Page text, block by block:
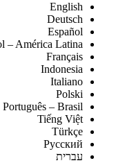
English
Deutsch
Español
Español – América Latina
Français
Indonesia
Italiano
Polski
Português – Brasil
Tiếng Việt
Türkçe
Русский
עברית